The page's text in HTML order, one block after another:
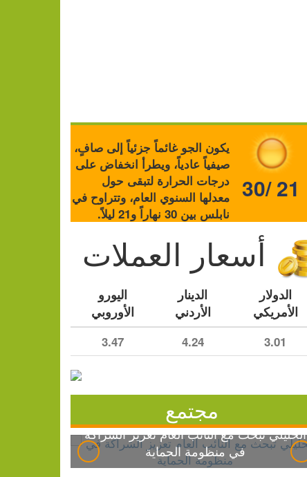
يكون الجو غائماً جزئياً إلى صافٍ،
صيفياً عادياً، ويطرأ انخفاض على
درجات الحرارة لتبقى حول
معدلها السنوي العام، وتتراوح في
نابلس بين 30 نهاراً و21 ليلاً.
30/ 21
أسعار العملات
الدولار
الأمريكي
الدينار
الأردني
اليورو
الأوروبي
3.01
4.24
3.47
مجتمع
الخليلي تبحث مع النائب العام تعزيز الشراكة
في منظومة الحماية